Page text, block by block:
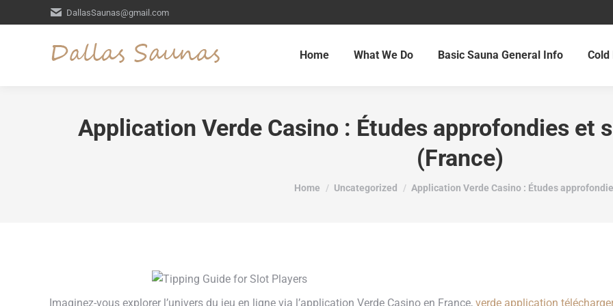
DallasSaunas@gmail.com
Home What We Do Basic Sauna General Info Cold
Application Verde Casino : Études approfondies et
(France)
You are here:
Home Uncategorized Application Verde Casino : Études
Imaginez-vous explorer l’univers du jeu en ligne via l’application Verde Casino en France, verde application télécharger